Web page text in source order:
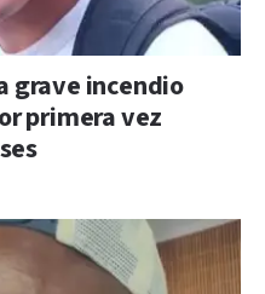
grave incendio
primera vez